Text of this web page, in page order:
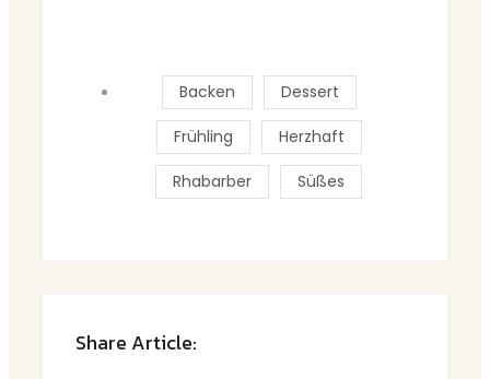
Backen Dessert
Frühling Herzhaft
Rhabarber Süßes
Share Article: